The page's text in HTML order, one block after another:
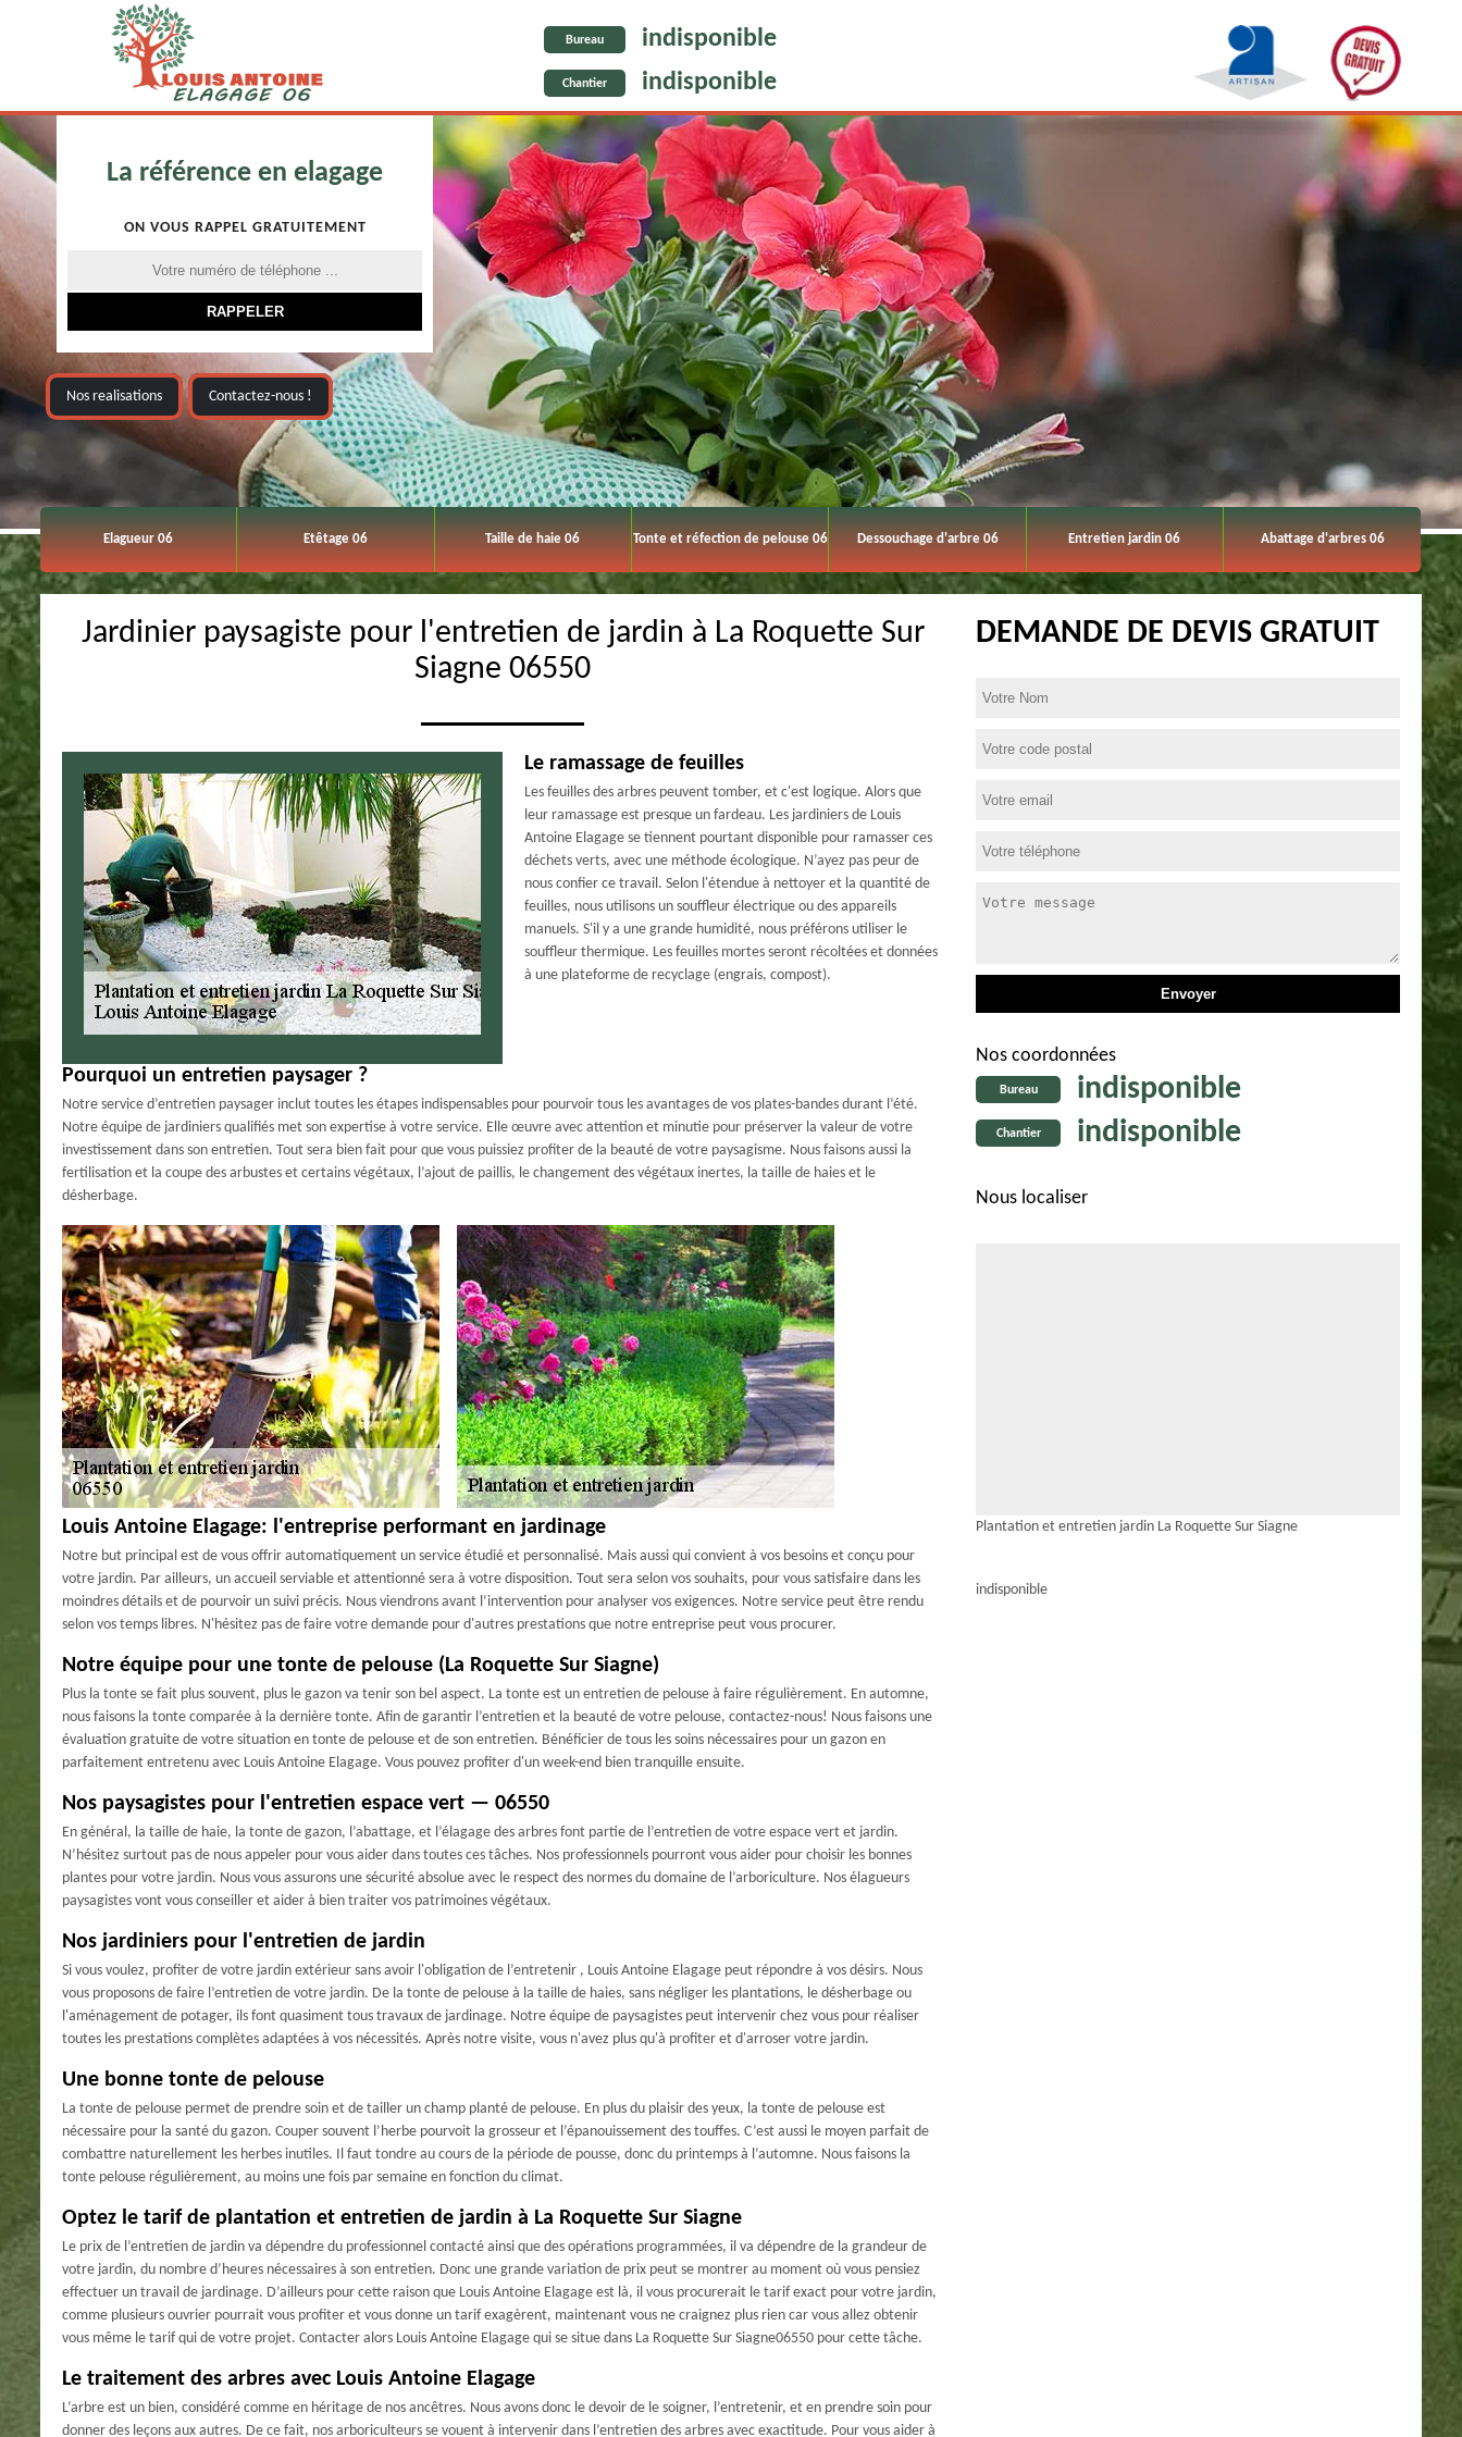
Bureau indisponible
Chantier indisponible
La référence en elagage
ON VOUS RAPPEL GRATUITEMENT
Nos realisations Contactez-nous !
Elagueur 06 Etêtage 06 Taille de haie 06 Tonte et réfection de pelouse 06 Dessouchage d'arbre 06 Entretien jardin 06 Abattage d'arbres 06
Jardinier paysagiste pour l'entretien de jardin à La Roquette Sur
Siagne 06550
Le ramassage de feuilles
Les feuilles des arbres peuvent tomber, et c'est logique. Alors que
leur ramassage est presque un fardeau. Les jardiniers de Louis
Antoine Elagage se tiennent pourtant disponible pour ramasser ces
déchets verts, avec une méthode écologique. N’ayez pas peur de
nous confier ce travail. Selon l'étendue à nettoyer et la quantité de
feuilles, nous utilisons un souffleur électrique ou des appareils
manuels. S'il y a une grande humidité, nous préférons utiliser le
souffleur thermique. Les feuilles mortes seront récoltées et données
à une plateforme de recyclage (engrais, compost).
Pourquoi un entretien paysager ?
Notre service d’entretien paysager inclut toutes les étapes indispensables pour pourvoir tous les avantages de vos plates-bandes durant l’été.
Notre équipe de jardiniers qualifiés met son expertise à votre service. Elle œuvre avec attention et minutie pour préserver la valeur de votre
investissement dans son entretien. Tout sera bien fait pour que vous puissiez profiter de la beauté de votre paysagisme. Nous faisons aussi la
fertilisation et la coupe des arbustes et certains végétaux, l’ajout de paillis, le changement des végétaux inertes, la taille de haies et le
désherbage.
Louis Antoine Elagage: l'entreprise performant en jardinage
Notre but principal est de vous offrir automatiquement un service étudié et personnalisé. Mais aussi qui convient à vos besoins et conçu pour
votre jardin. Par ailleurs, un accueil serviable et attentionné sera à votre disposition. Tout sera selon vos souhaits, pour vous satisfaire dans les
moindres détails et de pourvoir un suivi précis. Nous viendrons avant l’intervention pour analyser vos exigences. Notre service peut être rendu
selon vos temps libres. N'hésitez pas de faire votre demande pour d'autres prestations que notre entreprise peut vous procurer.
Notre équipe pour une tonte de pelouse (La Roquette Sur Siagne)
Plus la tonte se fait plus souvent, plus le gazon va tenir son bel aspect. La tonte est un entretien de pelouse à faire régulièrement. En automne,
nous faisons la tonte comparée à la dernière tonte. Afin de garantir l’entretien et la beauté de votre pelouse, contactez-nous! Nous faisons une
évaluation gratuite de votre situation en tonte de pelouse et de son entretien. Bénéficier de tous les soins nécessaires pour un gazon en
parfaitement entretenu avec Louis Antoine Elagage. Vous pouvez profiter d'un week-end bien tranquille ensuite.
Nos paysagistes pour l'entretien espace vert — 06550
En général, la taille de haie, la tonte de gazon, l’abattage, et l’élagage des arbres font partie de l’entretien de votre espace vert et jardin.
N’hésitez surtout pas de nous appeler pour vous aider dans toutes ces tâches. Nos professionnels pourront vous aider pour choisir les bonnes
plantes pour votre jardin. Nous vous assurons une sécurité absolue avec le respect des normes du domaine de l’arboriculture. Nos élagueurs
paysagistes vont vous conseiller et aider à bien traiter vos patrimoines végétaux.
Nos jardiniers pour l'entretien de jardin
Si vous voulez, profiter de votre jardin extérieur sans avoir l'obligation de l’entretenir , Louis Antoine Elagage peut répondre à vos désirs. Nous
vous proposons de faire l’entretien de votre jardin. De la tonte de pelouse à la taille de haies, sans négliger les plantations, le désherbage ou
l'aménagement de potager, ils font quasiment tous travaux de jardinage. Notre équipe de paysagistes peut intervenir chez vous pour réaliser
toutes les prestations complètes adaptées à vos nécessités. Après notre visite, vous n'avez plus qu'à profiter et d'arroser votre jardin.
Une bonne tonte de pelouse
La tonte de pelouse permet de prendre soin et de tailler un champ planté de pelouse. En plus du plaisir des yeux, la tonte de pelouse est
nécessaire pour la santé du gazon. Couper souvent l’herbe pourvoit la grosseur et l’épanouissement des touffes. C’est aussi le moyen parfait de
combattre naturellement les herbes inutiles. Il faut tondre au cours de la période de pousse, donc du printemps à l’automne. Nous faisons la
tonte pelouse régulièrement, au moins une fois par semaine en fonction du climat.
Optez le tarif de plantation et entretien de jardin à La Roquette Sur Siagne
Le prix de l’entretien de jardin va dépendre du professionnel contacté ainsi que des opérations programmées, il va dépendre de la grandeur de
votre jardin, du nombre d’heures nécessaires à son entretien. Donc une grande variation de prix peut se montrer au moment où vous pensiez
effectuer un travail de jardinage. D’ailleurs pour cette raison que Louis Antoine Elagage est là, il vous procurerait le tarif exact pour votre jardin,
comme plusieurs ouvrier pourrait vous profiter et vous donne un tarif exagèrent, maintenant vous ne craignez plus rien car vous allez obtenir
vous même le tarif qui de votre projet. Contacter alors Louis Antoine Elagage qui se situe dans La Roquette Sur Siagne06550 pour cette tâche.
Le traitement des arbres avec Louis Antoine Elagage
L’arbre est un bien, considéré comme en héritage de nos ancêtres. Nous avons donc le devoir de le soigner, l’entretenir, et en prendre soin pour
donner des leçons aux autres. De ce fait, nos arboriculteurs se vouent à intervenir dans l’entretien des arbres avec exactitude. Pour vous aider à
DEMANDE DE DEVIS GRATUIT
Nos coordonnées
Bureau indisponible
Chantier indisponible
Nous localiser
Plantation et entretien jardin La Roquette Sur Siagne
indisponible